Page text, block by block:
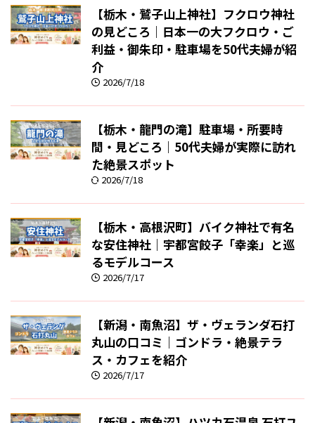
【栃木・鷲子山上神社】フクロウ神社
の見どころ｜日本一の大フクロウ・ご
利益・御朱印・駐車場を50代夫婦が紹
介
2026/7/18
【栃木・龍門の滝】駐車場・所要時
間・見どころ｜50代夫婦が実際に訪れ
た絶景スポット
2026/7/18
【栃木・高根沢町】バイク神社で有名
な安住神社｜宇都宮餃子「幸楽」と巡
るモデルコース
2026/7/17
【新潟・南魚沼】ザ・ヴェランダ石打
丸山の口コミ｜ゴンドラ・絶景テラ
ス・カフェを紹介
2026/7/17